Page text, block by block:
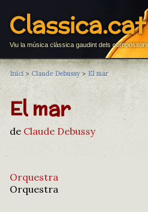
Classica.cat
Viu la música clàssica gaudint dels
Inici> Claude Debussy > El mar
El mar
de Claude Debussy
Orquestra
Orquestra